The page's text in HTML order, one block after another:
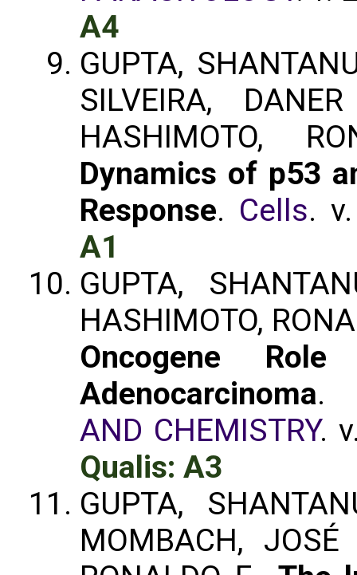
A4
GUPTA,
SILVEIRA,
HASHIMOTO,
Dynamics of p53
Response. Cells.
A1
GUPTA,
HASHIMOTO,
Oncogene
Adenocarcinoma.
AND CHEMISTRY.
Qualis: A3
GUPTA,
MOMBACH,